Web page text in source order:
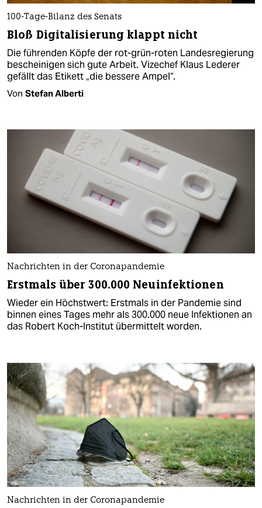
100-Tage-Bilanz des Senats
Bloß Digitalisierung klappt nicht
Die führenden Köpfe der rot-grün-roten Landesregierung
bescheinigen sich gute Arbeit. Vizechef Klaus Lederer
gefällt das Etikett „die bessere Ampel“.
Von Stefan Alberti
Nachrichten in der Coronapandemie
Erstmals über 300.000 Neuinfektionen
Wieder ein Höchstwert: Erstmals in der Pandemie sind
binnen eines Tages mehr als 300.000 neue Infektionen an
das Robert Koch-Institut übermittelt worden.
Nachrichten in der Coronapandemie